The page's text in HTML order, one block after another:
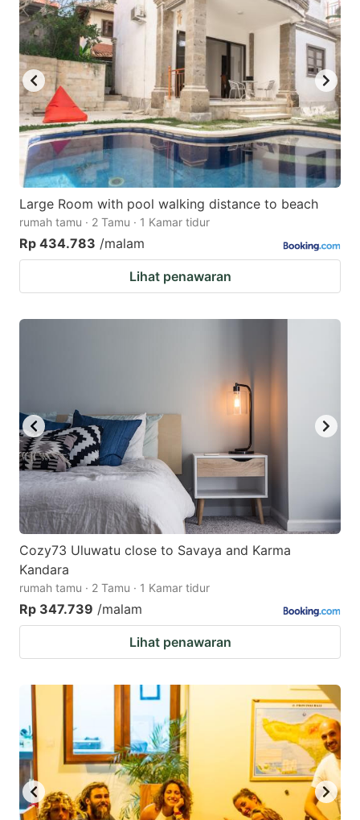
Large Room with pool walking distance to beach
rumah tamu · 2 Tamu · 1 Kamar tidur
Rp 434.783 /malam
Lihat penawaran
Cozy73 Uluwatu close to Savaya and Karma
Kandara
rumah tamu · 2 Tamu · 1 Kamar tidur
Rp 347.739 /malam
Lihat penawaran